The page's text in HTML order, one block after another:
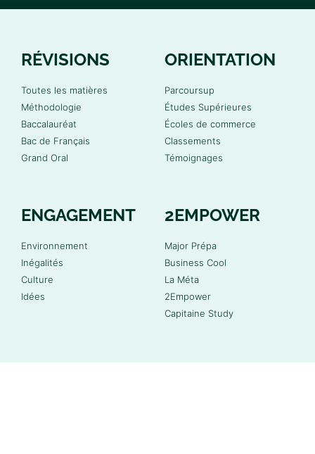
RÉVISIONS
Toutes les matières
Méthodologie
Baccalauréat
Bac de Français
Grand Oral
ORIENTATION
Parcoursup
Études Supérieures
Écoles de commerce
Classements
Témoignages
ENGAGEMENT
Environnement
Inégalités
Culture
Idées
2EMPOWER
Major Prépa
Business Cool
La Méta
2Empower
Capitaine Study